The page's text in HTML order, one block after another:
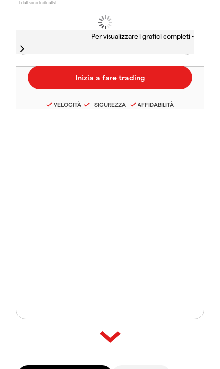
I dati sono indicativi
Per visualizzare i grafici completi -
VELOCITÀ SICUREZZA AFFIDABILITÀ